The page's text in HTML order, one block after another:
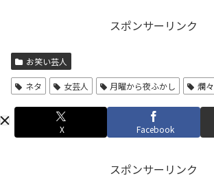
スポンサーリンク
お笑い芸人
ネタ 女芸人 月曜から夜ふかし 爛々
X Facebook
スポンサーリンク